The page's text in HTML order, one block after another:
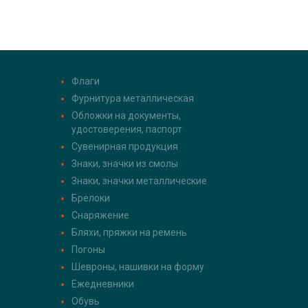
Флаги
Фурнитура металлическая
Обложки на документы,
удостоверения, паспорт
Сувенирная продукция
Знаки, значки из смолы
Знаки, значки металлические
Брелоки
Снаряжение
Бляхи, пряжки на ремень
Погоны
Шевроны, нашивки на форму
Ежедневники
Обувь